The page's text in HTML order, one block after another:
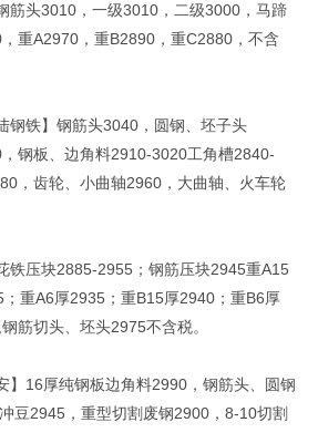
筋头3010，一级3010，二级3000，马蹄
重A2970，重B2890，重C2880，不含
钢铁】钢筋头3040，圆钢、坯子头
钢板、边角料2910-3020工角槽2840-
，齿轮、小曲轴2960，大曲轴、火车轮
铁压块2885-2955；钢筋压块2945重A15
重A6厚2935；重B15厚2940；重B6厚
筋切头、坯头2975不含税。
】16厚纯钢板边角料2990，钢筋头、圆钢
豆2945，重型切割废钢2900，8-10切割